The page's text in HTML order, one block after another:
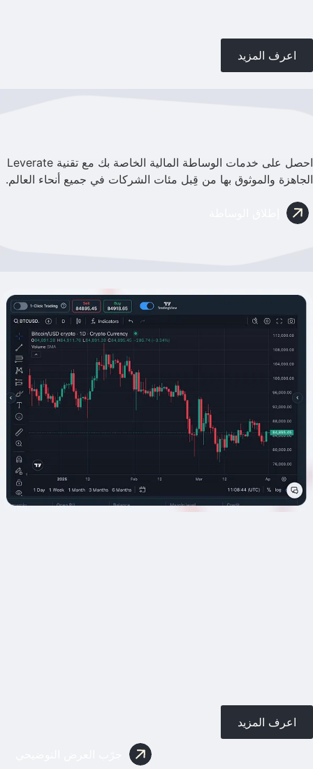
اعرف المزيد
احصل على خدمات الوساطة المالية الخاصة بك مع تقنية Leverate
الجاهزة والموثوق بها من قِبل مئات الشركات في جميع أنحاء العالم.
اعرف المزيد